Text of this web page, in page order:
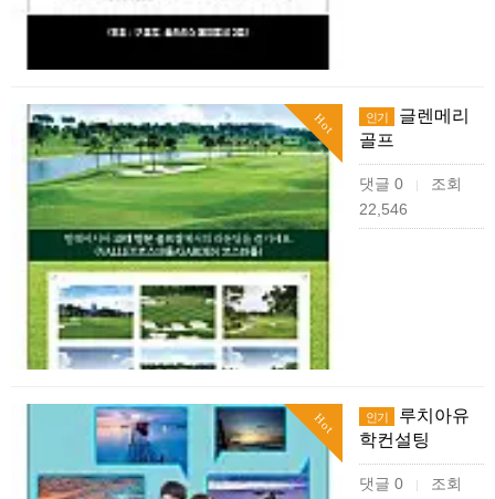
Hot 인기
글렌메리
골프
댓글 0 |
조회
22,546
Hot 인기
루치아유
학컨설팅
댓글 0 |
조회